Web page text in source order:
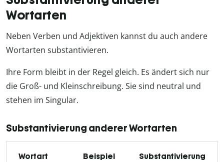
Wortarten
Neben Verben und Adjektiven kannst du auch andere
Wortarten substantivieren.
Ihre Form bleibt in der Regel gleich. Es ändert sich nur
die Groß- und Kleinschreibung. Sie sind neutral und
stehen im Singular.
Substantivierung anderer Wortarten
Wortart Beispiel
Substantivierung